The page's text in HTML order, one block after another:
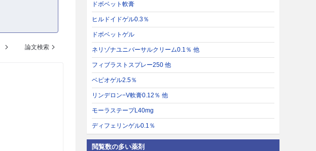
論文検索
ドボベット軟膏
ヒルドイドゲル0.3％
ドボベットゲル
ネリゾナユニバーサルクリーム0.1％ 他
フィブラストスプレー250 他
ベピオゲル2.5％
リンデロン−V軟膏0.12％ 他
モーラステープL40mg
ディフェリンゲル0.1％
閲覧数の多い薬剤